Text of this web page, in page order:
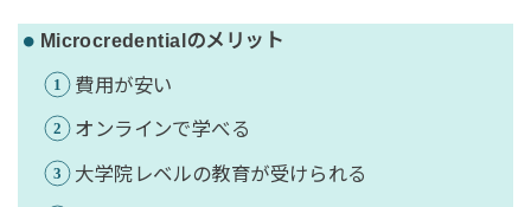
Microcredentialのメリット
費用が安い
オンラインで学べる
大学院レベルの教育が受けられる